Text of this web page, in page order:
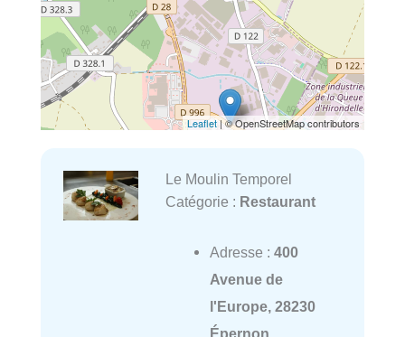
Leaflet| © OpenStreetMap contributors
Le Moulin Temporel
Catégorie : Restaurant
Adresse : 400
Avenue de
l'Europe, 28230